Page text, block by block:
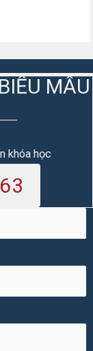
MẪU
khóa học